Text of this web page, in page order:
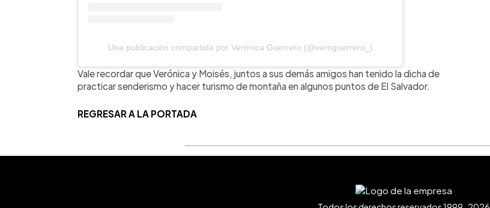
Una publicación compartida por Verónica Guerrero (@veroguerrero_)
Vale recordar que Verónica y Moisés, juntos a sus demás amigos han tenido la dicha de
practicar senderismo y hacer turismo de montaña en algunos puntos de El Salvador.
REGRESAR A LA PORTADA